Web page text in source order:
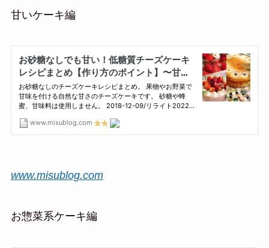
甘いケーキ編
www.misublog.com
お惣菜系ケーキ編